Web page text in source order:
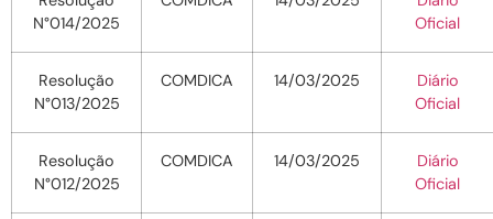
N°014/2025
Oficial
Resolução
N°013/2025
COMDICA 14/03/2025
Diário
Oficial
Resolução
N°012/2025
COMDICA 14/03/2025
Diário
Oficial